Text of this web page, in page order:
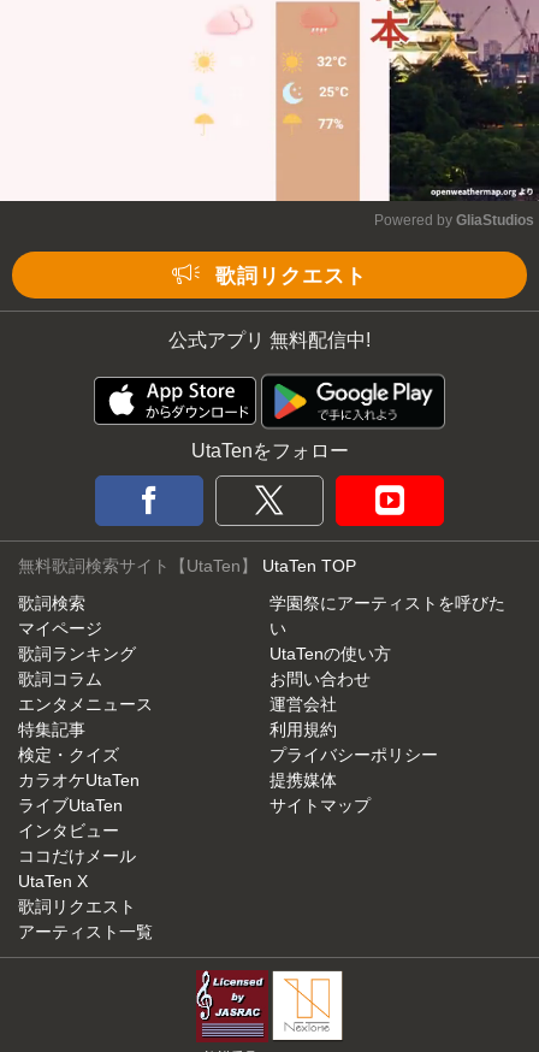
Powered by GliaStudios
歌詞リクエスト
公式アプリ 無料配信中!
UtaTenをフォロー
無料歌詞検索サイト【UtaTen】 UtaTen TOP
歌詞検索
マイページ
歌詞ランキング
歌詞コラム
エンタメニュース
特集記事
検定・クイズ
カラオケUtaTen
ライブUtaTen
インタビュー
ココだけメール
UtaTen X
歌詞リクエスト
アーティスト一覧
学園祭にアーティストを呼びた
い
UtaTenの使い方
お問い合わせ
運営会社
利用規約
プライバシーポリシー
提携媒体
サイトマップ